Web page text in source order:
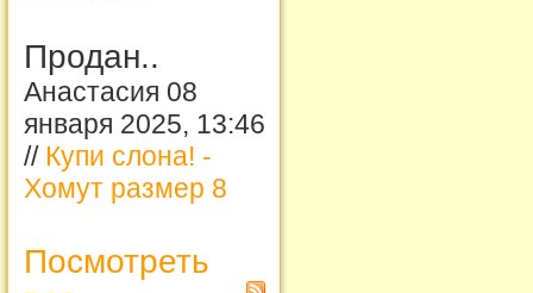
Продан..
Анастасия 08
января 2025, 13:46
// Купи слона! -
Хомут размер 8
Посмотреть